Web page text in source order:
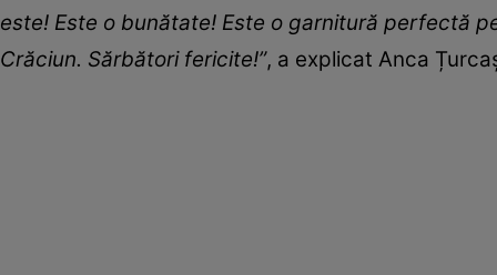
este! Este o bunătate! Este o garnitură perfectă
Crăciun. Sărbători fericite!”, a explicat Anca